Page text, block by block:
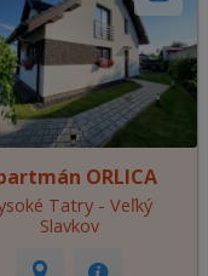
ORLICA
Tatry - Veľký
Slavkov